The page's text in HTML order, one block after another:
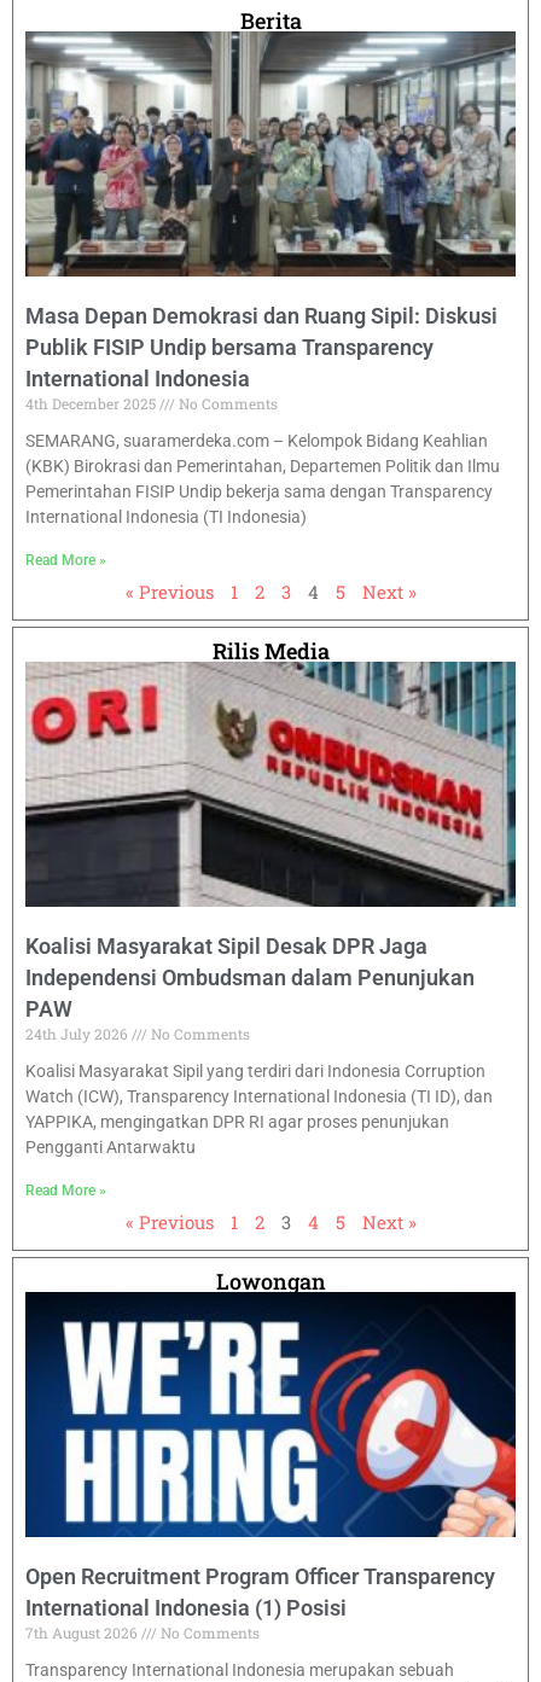
Berita
Masa Depan Demokrasi dan Ruang Sipil: Diskusi
Publik FISIP Undip bersama Transparency
International Indonesia
4th December 2025
No Comments
SEMARANG, suaramerdeka.com – Kelompok Bidang Keahlian
(KBK) Birokrasi dan Pemerintahan, Departemen Politik dan Ilmu
Pemerintahan FISIP Undip bekerja sama dengan Transparency
International Indonesia (TI Indonesia)
Read More »
« Previous 1 2 3 4 5 Next »
Rilis Media
Koalisi Masyarakat Sipil Desak DPR Jaga
Independensi Ombudsman dalam Penunjukan
PAW
24th July 2026
No Comments
Koalisi Masyarakat Sipil yang terdiri dari Indonesia Corruption
Watch (ICW), Transparency International Indonesia (TI ID), dan
YAPPIKA, mengingatkan DPR RI agar proses penunjukan
Pengganti Antarwaktu
Read More »
« Previous 1 2 3 4 5 Next »
Lowongan
Open Recruitment Program Officer Transparency
International Indonesia (1) Posisi
7th August 2026
No Comments
Transparency International Indonesia merupakan sebuah